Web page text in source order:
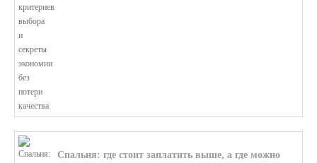
Спальня: где стоит заплатить выше, а где можно